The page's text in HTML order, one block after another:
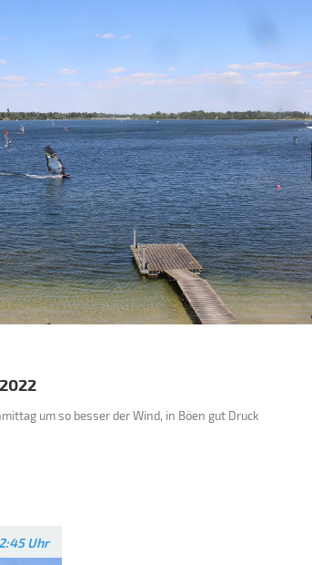
um so besser der Wind, in Böen gut Druck
Uhr